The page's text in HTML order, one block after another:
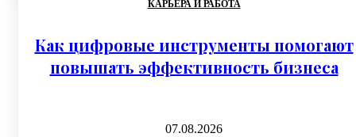
КАРЬЕРА И РАБОТА
Как цифровые инструменты помогают
повышать эффективность бизнеса
07.08.2026